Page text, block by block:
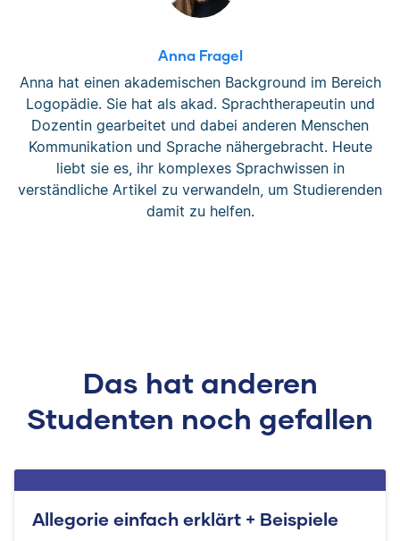
Anna Fragel
Anna hat einen akademischen Background im Bereich
Logopädie. Sie hat als akad. Sprachtherapeutin und
Dozentin gearbeitet und dabei anderen Menschen
Kommunikation und Sprache nähergebracht. Heute
liebt sie es, ihr komplexes Sprachwissen in
verständliche Artikel zu verwandeln, um Studierenden
damit zu helfen.
Das hat anderen
Studenten noch gefallen
Allegorie einfach erklärt + Beispiele